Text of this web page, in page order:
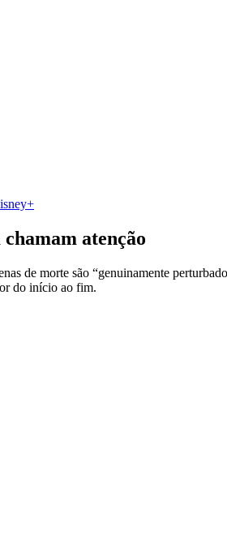
atenção
de morte são “genuinamente
do início ao fim.